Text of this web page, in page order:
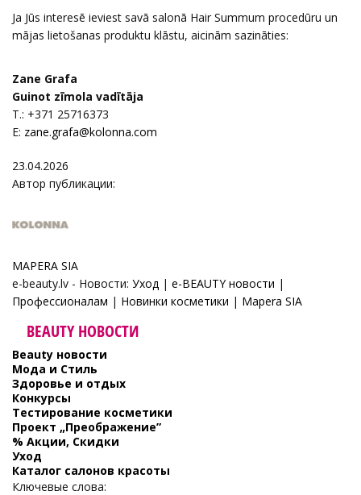
Ja Jūs interesē ieviest savā salonā Hair Summum procedūru un
mājas lietošanas produktu klāstu, aicinām sazināties:
Zane Grafa
Guinot zīmola vadītāja
T.: +371 25716373
E:
23.04.2026
Автор публикации:
MAPERA SIA
e-beauty.lv - Новости: Уход | e-BEAUTY новости |
Профессионалам | Новинки косметики | Mapera SIA
BEAUTY НОВОСТИ
Beauty новости
Мода и Стиль
Здоровье и отдых
Конкурсы
Тестирование косметики
Проект „Преображение”
% Акции, Скидки
Уход
Каталог салонов красоты
Ключевые слова: